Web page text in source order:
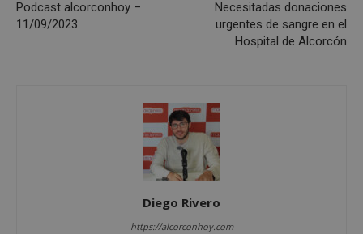
Podcast alcorconhoy –
11/09/2023
Necesitadas donaciones
urgentes de sangre en el
Hospital de Alcorcón
Diego Rivero
https://alcorconhoy.com